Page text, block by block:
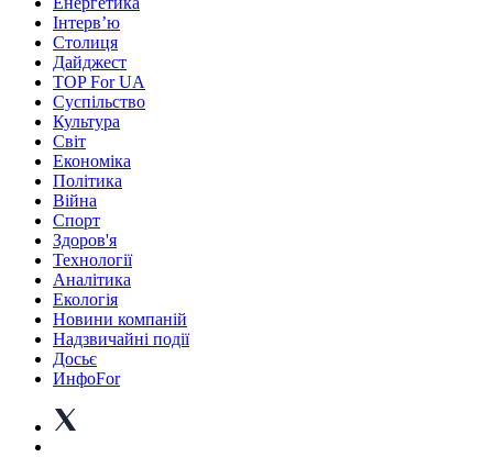
Інтерв’ю
Столиця
Дайджест
TOP For UA
Суспiльство
Культура
Світ
Економіка
Політика
Війна
Спорт
Здоров'я
Технології
Аналітика
Екологія
Новини компаній
Надзвичайні події
Досьє
ИнфоFor